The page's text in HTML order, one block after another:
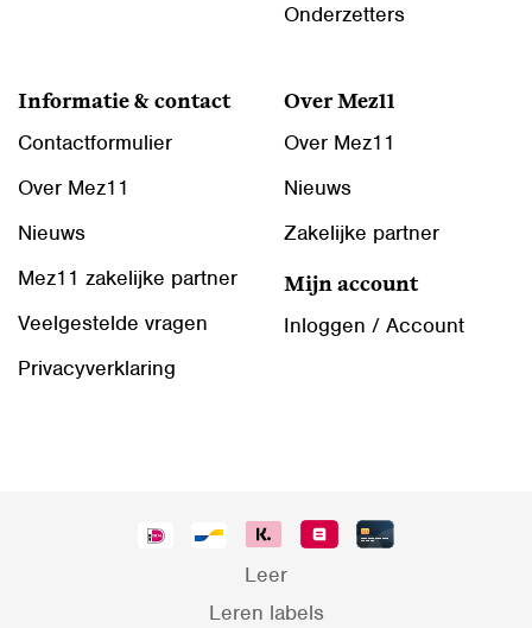
Onderzetters
Informatie & contact
Contactformulier
Over Mez11
Nieuws
Mez11 zakelijke partner
Veelgestelde vragen
Privacyverklaring
Over Mez11
Over Mez11
Nieuws
Zakelijke partner
Mijn account
Inloggen / Account
Leer
Leren labels